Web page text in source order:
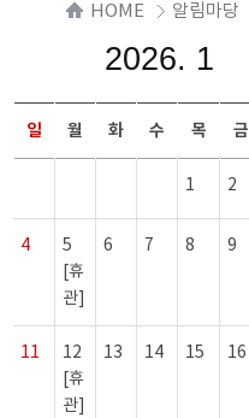
HOME 알림마당
2026. 1
일 월 화 수 목 금
1 2
4
5
[휴
관]
6 7 8 9
11
12
[휴
관]
13 14 15 16